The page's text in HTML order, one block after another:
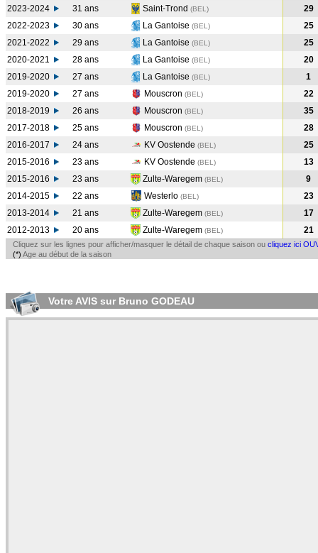
2023-2024
31 ans Saint-Trond (BEL )
29
2022-2023
30 ans La Gantoise (BEL )
25
2021-2022
29 ans La Gantoise (BEL )
25
2020-2021
28 ans La Gantoise (BEL )
20
2019-2020
27 ans La Gantoise (BEL )
1
2019-2020
27 ans Mouscron (BEL )
22
2018-2019
26 ans Mouscron (BEL )
35
2017-2018
25 ans Mouscron (BEL )
28
2016-2017
24 ans KV Oostende (BEL )
25
2015-2016
23 ans KV Oostende (BEL )
13
2015-2016
23 ans Zulte-Waregem (BEL )
9
2014-2015
22 ans Westerlo (BEL )
23
2013-2014
21 ans Zulte-Waregem (BEL )
17
2012-2013
20 ans Zulte-Waregem (BEL ) 21
Cliquez sur les lignes pour afficher/masquer le détail de chaque saison ou cliquez ici
(*) Age au début de la saison
Votre AVIS sur Bruno GODEAU